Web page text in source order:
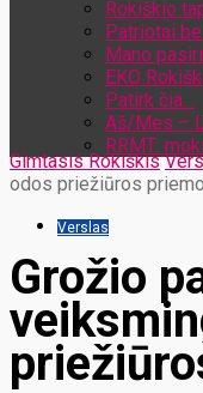
Rokiškio
Patriotai
Mano
EKO
Patirk čia…
Aš/Mes –
RRMT:
Gimtasis Rokiškis
odos priežiūros
Verslas
Grožio